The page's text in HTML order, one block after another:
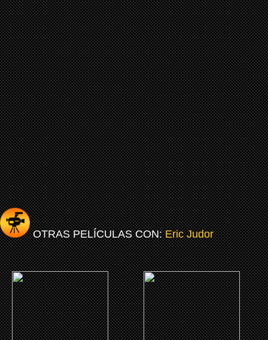
OTRAS PELÍCULAS CON:Eric Judor
(2023)
Enfrentando la Navidad
(2021)
El último mercenario